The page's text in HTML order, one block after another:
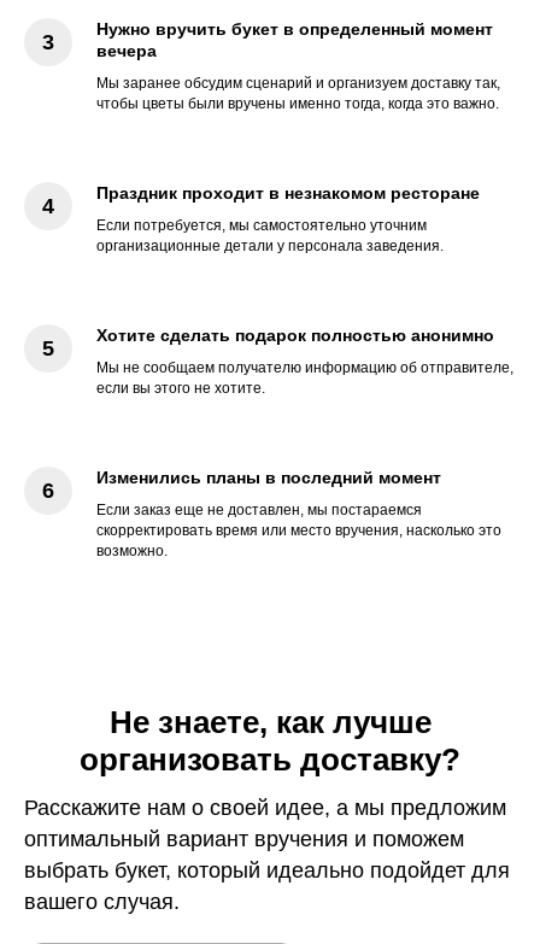
Нужно вручить букет в определенный момент
вечера
Мы заранее обсудим сценарий и организуем доставку так,
чтобы цветы были вручены именно тогда, когда это важно.
Праздник проходит в незнакомом ресторане
Если потребуется, мы самостоятельно уточним
организационные детали у персонала заведения.
Хотите сделать подарок полностью анонимно
Мы не сообщаем получателю информацию об отправителе,
если вы этого не хотите.
Изменились планы в последний момент
Если заказ еще не доставлен, мы постараемся
скорректировать время или место вручения, насколько это
возможно.
Не знаете, как лучше
организовать доставку?
Расскажите нам о своей идее, а мы предложим
оптимальный вариант вручения и поможем
выбрать букет, который идеально подойдет для
вашего случая.